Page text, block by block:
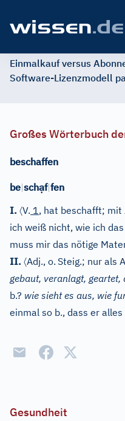
Einmalkauf versus
Software-Lizenzmodell
Großes Wörterbuch
beschaffen
be|schạf|fen
I. 〈V. 1, hat beschafft; mit
ich weiß nicht, wie ich
muss mir das nötige
II. 〈Adj., o. Steig.; nur als
gebaut, veranlagt, geartet,
b.? wie sieht es aus, wie
einmal so b., dass er
Gesundheit